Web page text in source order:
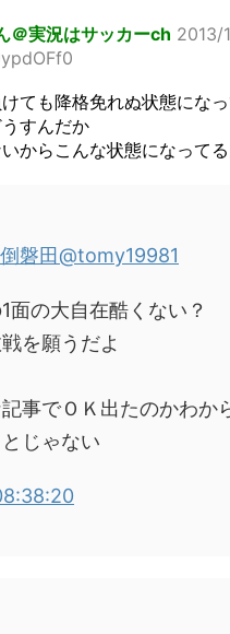
＠実況はサッカーch 2013/
ても降格免れぬ状態にな
すんだか
からこんな状態になって
磐田 @tomy19981
面の大自在酷くない？
を願うだよ
事でＯＫ出たのかわか
じゃない